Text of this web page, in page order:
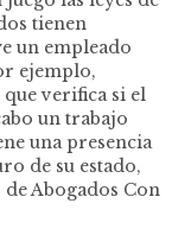
tienen
un empleado
ejemplo,
que verifica si el
un trabajo
una presencia
de su estado,
Abogados Con